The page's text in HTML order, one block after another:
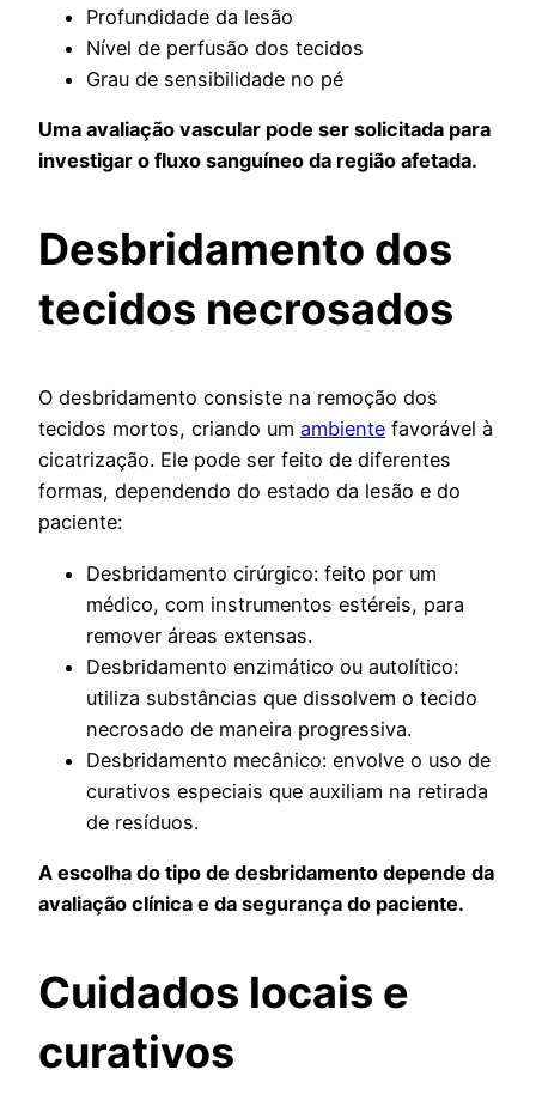
Profundidade da lesão
Nível de perfusão dos tecidos
Grau de sensibilidade no pé
Uma avaliação vascular pode ser solicitada para
investigar o fluxo sanguíneo da região afetada.
Desbridamento dos
tecidos necrosados
O desbridamento consiste na remoção dos
tecidos mortos, criando um ambiente favorável à
cicatrização. Ele pode ser feito de diferentes
formas, dependendo do estado da lesão e do
paciente:
Desbridamento cirúrgico: feito por um
médico, com instrumentos estéreis, para
remover áreas extensas.
Desbridamento enzimático ou autolítico:
utiliza substâncias que dissolvem o tecido
necrosado de maneira progressiva.
Desbridamento mecânico: envolve o uso de
curativos especiais que auxiliam na retirada
de resíduos.
A escolha do tipo de desbridamento depende da
avaliação clínica e da segurança do paciente.
Cuidados locais e
curativos